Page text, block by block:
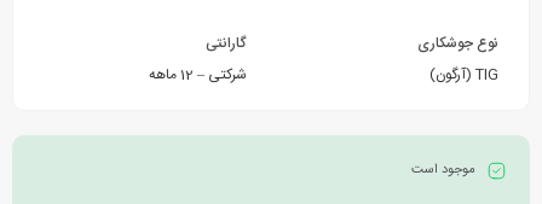
نوع جوشکاری
TIG (آرگون)
گارانتی
شرکتی – 12 ماهه
موجود است